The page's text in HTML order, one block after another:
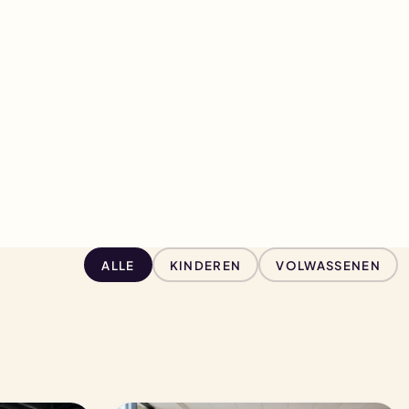
ALLE KINDEREN VOLWASSENEN